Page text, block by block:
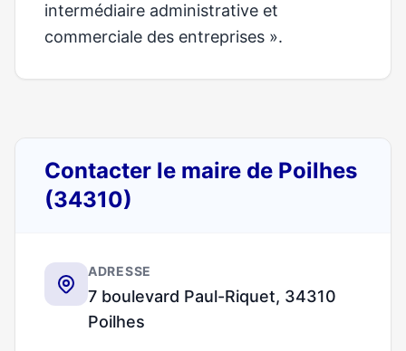
intermédiaire administrative et
commerciale des entreprises ».
Contacter le maire de Poilhes
(34310)
ADRESSE
7 boulevard Paul-Riquet, 34310
Poilhes